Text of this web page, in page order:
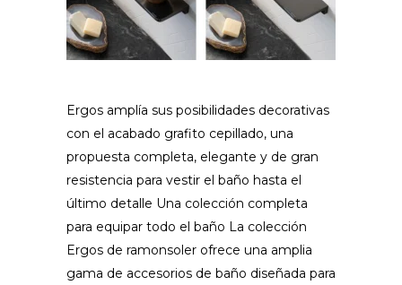
Ergos amplía sus posibilidades decorativas
con el acabado grafito cepillado, una
propuesta completa, elegante y de gran
resistencia para vestir el baño hasta el
último detalle Una colección completa
para equipar todo el baño La colección
Ergos de ramonsoler ofrece una amplia
gama de accesorios de baño diseñada para